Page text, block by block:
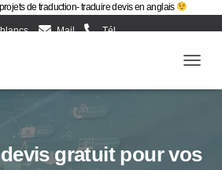
de traduction- traduire devis en anglais
Mail Tél
gratuit pour vos